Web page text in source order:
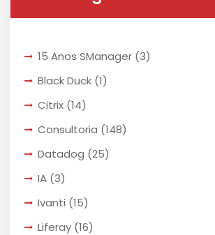
15 Anos SManager (3)
Black Duck (1)
Citrix (14)
Consultoria (148)
Datadog (25)
IA (3)
Ivanti (15)
Liferay (16)